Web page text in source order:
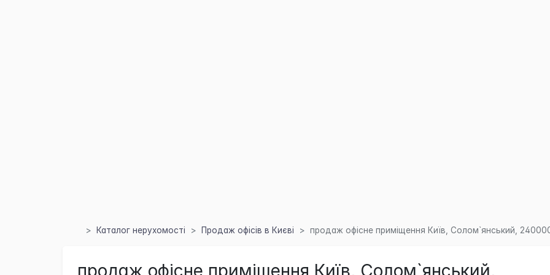
Каталог нерухомості Продаж офісів в Києві продаж офісне приміщення Київ, Солом`янський,
продаж офісне приміщення Київ, Солом`янський,